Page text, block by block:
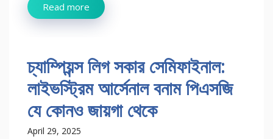
Read more
চ্যাম্পিয়ন্স লিগ সকার সেমিফাইনাল:
লাইভস্ট্রিম আর্সেনাল বনাম পিএসজি
যে কোনও জায়গা থেকে
April 29, 2025